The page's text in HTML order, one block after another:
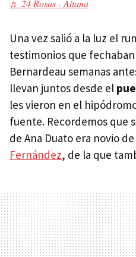
♬ 24 Rosas - Aitana
Una vez salió a la luz el
testimonios que
Bernardeau semanas
llevan juntos desde el
les vieron en el
fuente. Recordemos que
de Ana Duato era novio
Fernández, de la que